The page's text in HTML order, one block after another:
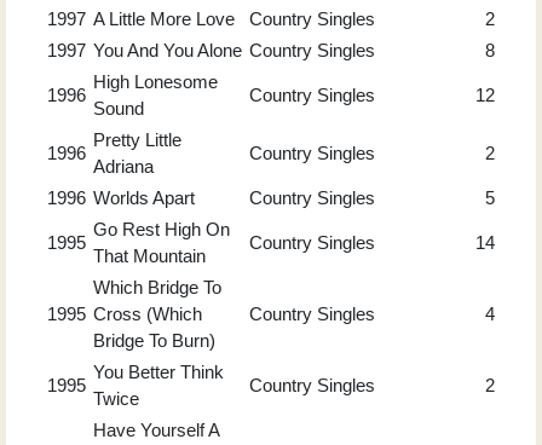
1997 A Little More Love Country Singles
2
1997 You And You Alone Country Singles 8
1996
High Lonesome
Sound
Country Singles 12
1996
Pretty Little
Adriana
Country Singles 2
1996 Worlds Apart Country Singles 5
1995
Go Rest High On
That Mountain
Country Singles 14
1995
Which Bridge To
Cross (Which
Bridge To Burn)
Country Singles 4
1995
You Better Think
Twice
Country Singles 2
Have Yourself A